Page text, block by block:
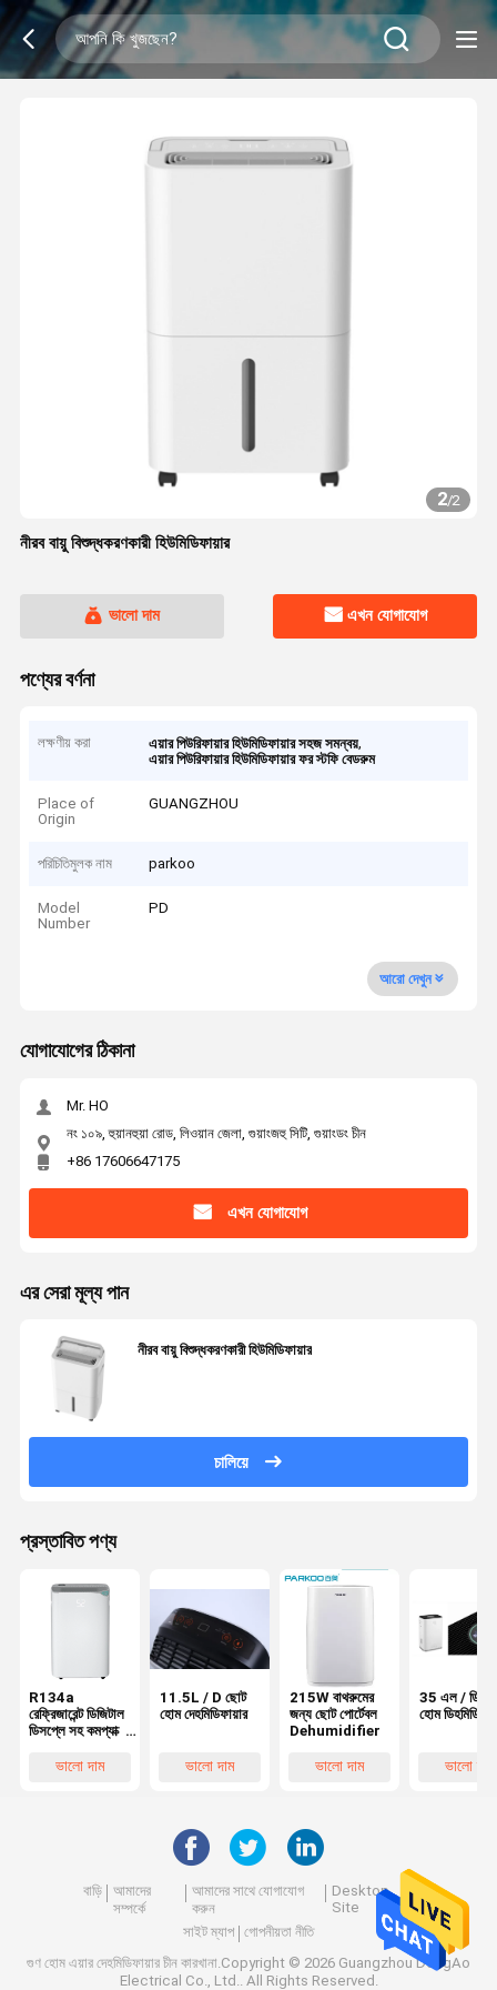
2/2
নীরব বায়ু বিশুদ্ধকরণকারী হিউমিডিফায়ার
ভালো দাম এখন যোগাযোগ
পণ্যের বর্ণনা
লক্ষণীয় করা এয়ার পিউরিফায়ার হিউমিডিফায়ার সহজ সমন্বয়,
এয়ার পিউরিফায়ার হিউমিডিফায়ার ফর স্টফি বেডরুম
Place of
Origin
GUANGZHOU
পরিচিতিমুলক নাম parkoo
Model
Number
PD
আরো দেখুন
যোগাযোগের ঠিকানা
Mr. HO
নং ১০৯, হুয়ানহুয়া রোড, লিওয়ান জেলা, গুয়াংজহু সিটি, গুয়াংডং চীন
+86 17606647175
এখন যোগাযোগ
এর সেরা মূল্য পান
নীরব বায়ু বিশুদ্ধকরণকারী হিউমিডিফায়ার
চালিয়ে
প্রস্তাবিত পণ্য
R134a
রেফ্রিজারেন্ট ডিজিটাল
ডিসপ্লে সহ কমপ্যাক্ট
ডিহুমিডিফায়ার
ভালো দাম
11.5L / D ছোট
হোম দেহমিডিফায়ার
ভালো দাম
215W বাথরুমের
জন্য ছোট পোর্টেবল
Dehumidifier
ভালো দাম
35 এল / ডি
হোম
ভালো দাম
বাড়ি
আমাদের
সম্পর্কে
আমাদের সাথে যোগাযোগ
করুন
Desktop
Site
সাইট ম্যাপ
গোপনীয়তা নীতি
গুণ হোম এয়ার দেহমিডিফায়ার চীন কারখানা.Copyright © 2026 Guangzhou DongAo
Electrical Co., Ltd.. All Rights Reserved.